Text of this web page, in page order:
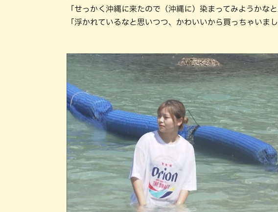
「せっかく沖縄に来たので（沖縄に）染まってみようかなと
「浮かれているなと思いつつ、かわいいから買っちゃいまし